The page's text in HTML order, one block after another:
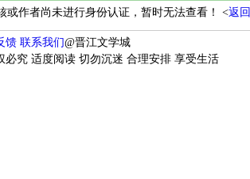
或作者尚未进行身份认证，暂时无法查看！ <返回
馈 联系我们@晋江文学城
究 适度阅读 切勿沉迷 合理安排 享受生活